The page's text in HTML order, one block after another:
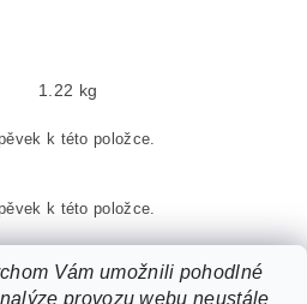
1.22 kg
k této položce.
k této položce.
Vám umožnili pohodlné
provozu webu neustále